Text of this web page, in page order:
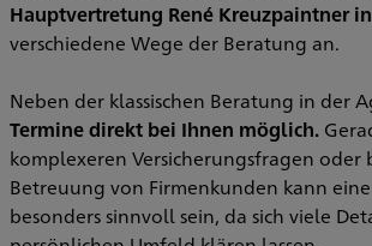
Hauptvertretung René Kreuzpaintner
verschiedene Wege der Beratung an.
Neben der klassischen Beratung in der
Termine direkt bei Ihnen möglich.
komplexeren Versicherungsfragen oder
Betreuung von Firmenkunden kann
besonders sinnvoll sein, da sich viele